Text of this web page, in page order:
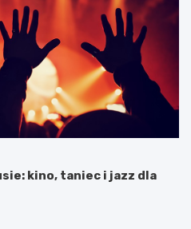
kino, taniec i jazz dla